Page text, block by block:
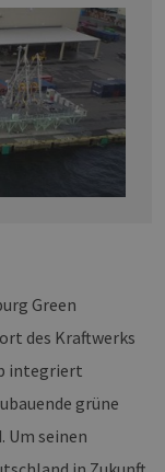
Green
des Kraftwerks
integriert
grüne
Um seinen